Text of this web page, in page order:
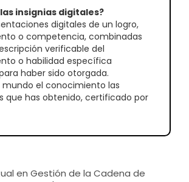
las insignias digitales?
digitales de un logro,
o competencia, combinadas
verificable del
o habilidad específica
haber sido otorgada.
mundo el conocimiento las
que has obtenido, certificado por
en Gestión de la Cadena de